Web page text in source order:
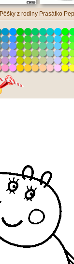
Pěšky z rodiny Prasátko